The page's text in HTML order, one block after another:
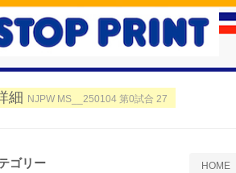
細 NJPW MS__250104 第0試合 27
HOME
ゴリー